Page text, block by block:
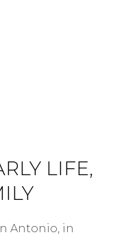
LIFE,
Antonio, in